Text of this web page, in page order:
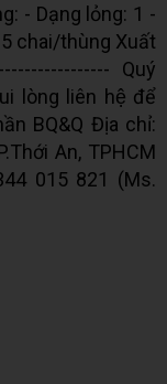
- Dạng lỏng: 1 -
chai/thùng Xuất
Quý
lòng liên hệ để
BQ&Q Địa chỉ:
An, TPHCM
015 821 (Ms.